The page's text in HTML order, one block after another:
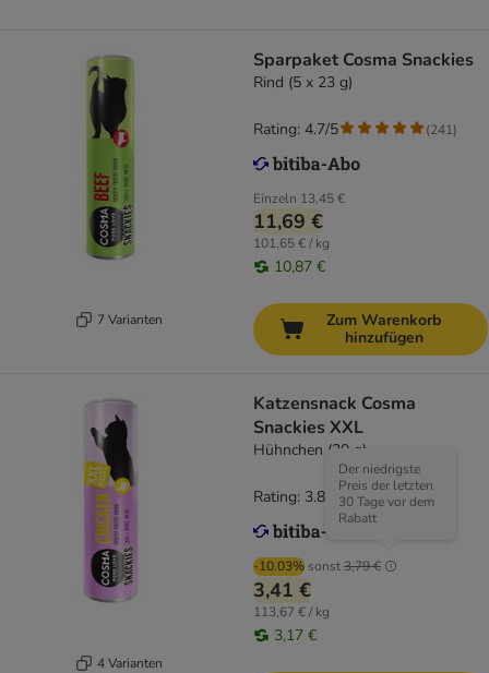
7 Varianten
Sparpaket Cosma Snackies
Rind (5 x 23 g)
Einzeln 13,45 €
11,69 €
101,65 € / kg
10,87 €
Rating: 4.7/5 (241)
Zum Warenkorb
hinzufügen
4 Varianten
Katzensnack Cosma
Snackies XXL
Hühnchen (30 g)
-10.03% sonst3,79 €
Der niedrigste
Preis der letzten
30 Tage vor dem
Rabatt
3,41 €
113,67 € / kg
3,17 €
Rating: 3.8/5 (89